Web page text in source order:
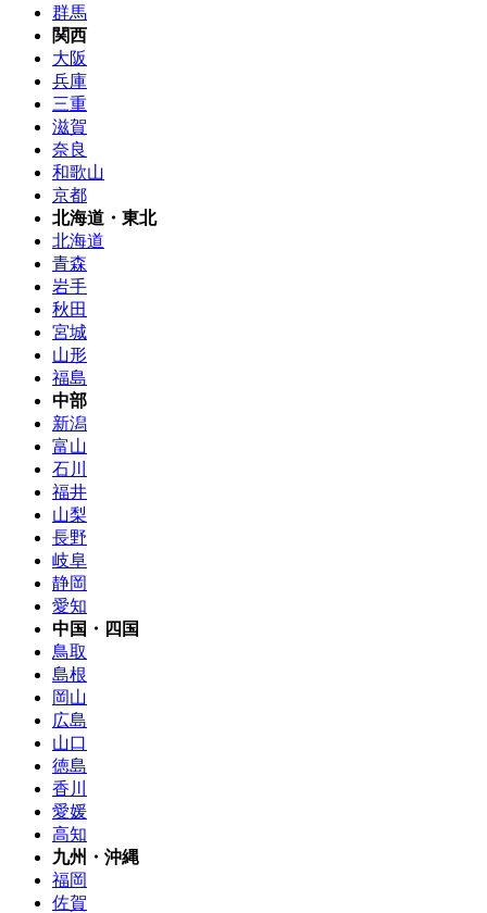
群馬
関西
大阪
兵庫
三重
滋賀
奈良
和歌山
京都
北海道・東北
北海道
青森
岩手
秋田
宮城
山形
福島
中部
新潟
富山
石川
福井
山梨
長野
岐阜
静岡
愛知
中国・四国
鳥取
島根
岡山
広島
山口
徳島
香川
愛媛
高知
九州・沖縄
福岡
佐賀